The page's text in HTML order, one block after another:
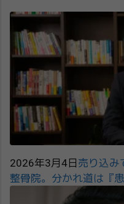
2026年3月4日 売り込み
整骨院。分かれ道は『